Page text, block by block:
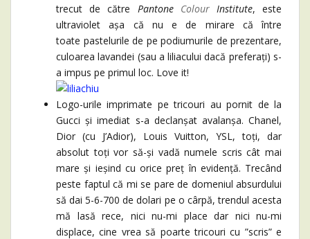
trecut de către Pantone ColourInstitute, este
ultraviolet așa că nu e de mirare că între
toate pastelurile de pe podiumurile de prezentare,
culoarea lavandei (sau a liliacului dacă preferați) s-
a impus pe primul loc. Love it!
Logo-urile imprimate pe tricouri au pornit de la
Gucci și imediat s-a declanșat avalanșa. Chanel,
Dior (cu J’Adior), Louis Vuitton, YSL, toți, dar
absolut toți vor să-și vadă numele scris cât mai
mare și ieșind cu orice preț în evidență. Trecând
peste faptul că mi se pare de domeniul absurdului
să dai 5-6-700 de dolari pe o cârpă, trendul acesta
mă lasă rece, nici nu-mi place dar nici nu-mi
displace, cine vrea să poarte tricouri cu ”scris” e